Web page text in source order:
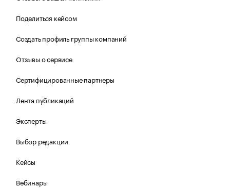
Поделиться кейсом
Создать профиль группы компаний
Отзывы о сервисе
Сертифицированные партнеры
Лента публикаций
Эксперты
Выбор редакции
Кейсы
Вебинары